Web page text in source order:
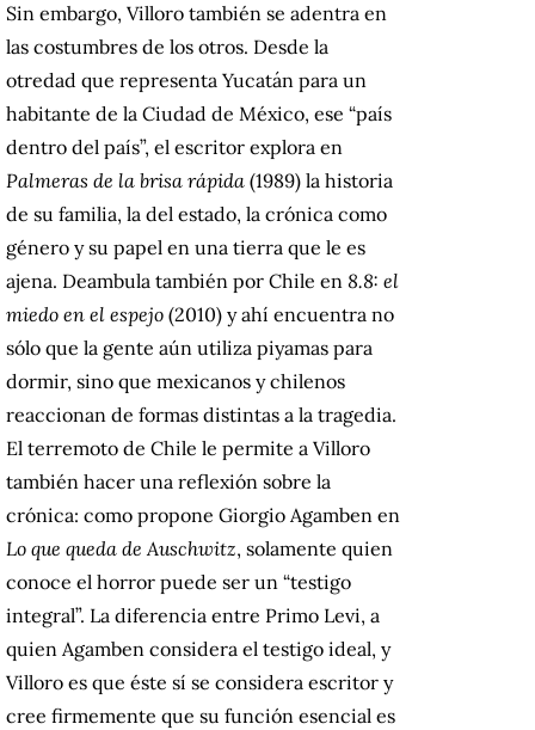
Sin embargo, Villoro también se adentra en
las costumbres de los otros. Desde la
otredad que representa Yucatán para un
habitante de la Ciudad de México, ese “país
dentro del país”, el escritor explora en
Palmeras de la brisa rápida (1989) la historia
de su familia, la del estado, la crónica como
género y su papel en una tierra que le es
ajena. Deambula también por Chile en 8.8: el
miedo en el espejo (2010) y ahí encuentra no
sólo que la gente aún utiliza piyamas para
dormir, sino que mexicanos y chilenos
reaccionan de formas distintas a la tragedia.
El terremoto de Chile le permite a Villoro
también hacer una reflexión sobre la
crónica: como propone Giorgio Agamben en
Lo que queda de Auschwitz, solamente quien
conoce el horror puede ser un “testigo
integral”. La diferencia entre Primo Levi, a
quien Agamben considera el testigo ideal, y
Villoro es que éste sí se considera escritor y
cree firmemente que su función esencial es